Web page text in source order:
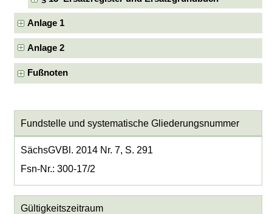
Anlage 1
Anlage 2
Fußnoten
Fundstelle und systematische Gliederungsnummer
SächsGVBl. 2014 Nr. 7, S. 291
Fsn-Nr.: 300-17/2
Gültigkeitszeitraum